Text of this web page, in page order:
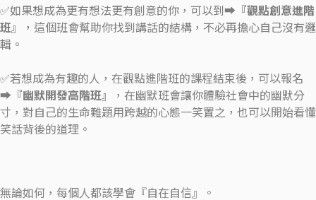
✅如果想成為更有想法更有創意的你，可以到➡️ 『觀點創意進階
班』
，這個班會幫助你找到講話的結構，不必再擔心自己沒有邏
輯。
✅若想成為有趣的人，在觀點進階班的課程結束後，可以報名
➡️ 『幽默開發高階班』
，在幽默班會讓你體驗社會中的幽默分
寸，對自己的生命難題用跨越的心態一笑置之，也可以開始看懂
笑話背後的道理。
無論如何，每個人都該學會『自在自信』。